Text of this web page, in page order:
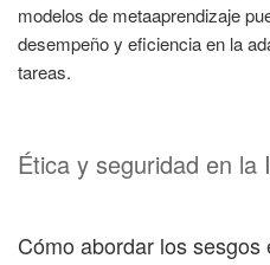
modelos de metaaprendizaje
desempeño y eficiencia en la
tareas.
Ética y seguridad en la
Cómo abordar los sesgos